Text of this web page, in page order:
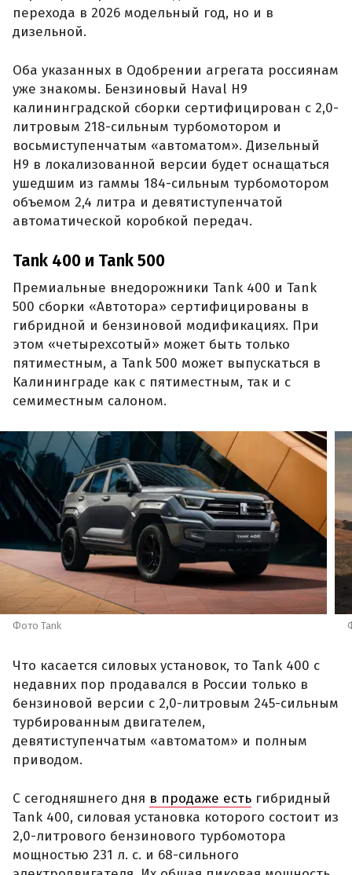
перехода в 2026 модельный год, но и в
дизельной.
Оба указанных в Одобрении агрегата россиянам
уже знакомы. Бензиновый Haval H9
калининградской сборки сертифицирован с 2,0-
литровым 218-сильным турбомотором и
восьмиступенчатым «автоматом». Дизельный
H9 в локализованной версии будет оснащаться
ушедшим из гаммы 184-сильным турбомотором
объемом 2,4 литра и девятиступенчатой
автоматической коробкой передач.
Tank 400 и Tank 500
Премиальные внедорожники Tank 400 и Tank
500 сборки «Автотора» сертифицированы в
гибридной и бензиновой модификациях. При
этом «четырехсотый» может быть только
пятиместным, а Tank 500 может выпускаться в
Калининграде как с пятиместным, так и с
семиместным салоном.
Фото Tank
Что касается силовых установок, то Tank 400 с
недавних пор продавался в России только в
бензиновой версии с 2,0-литровым 245-сильным
турбированным двигателем,
девятиступенчатым «автоматом» и полным
приводом.
С сегодняшнего дня в продаже есть гибридный
Tank 400, силовая установка которого состоит из
2,0-литрового бензинового турбомотора
мощностью 231 л. с. и 68-сильного